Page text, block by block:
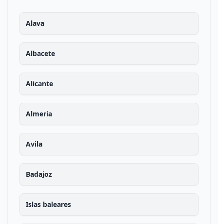
Alava
Albacete
Alicante
Almeria
Avila
Badajoz
Islas baleares